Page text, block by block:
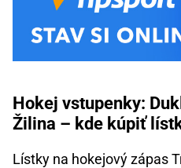
Hokej vstupenky:
Žilina – kde kúpiť
Lístky na hokejový zápas